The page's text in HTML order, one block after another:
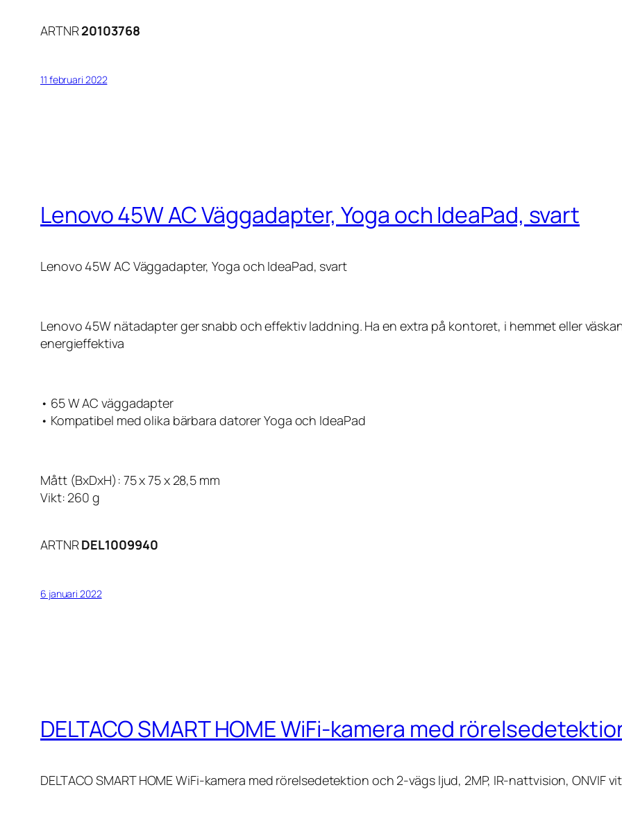
ARTNR20103768
11 februari 2022
Lenovo 45W AC Väggadapter, Yoga och IdeaPad, svart
Lenovo 45W AC Väggadapter, Yoga och IdeaPad, svart
Lenovo 45W nätadapter ger snabb och effektiv laddning. Ha en extra på kontoret, i hemmet eller
energieffektiva
• 65 W AC väggadapter
• Kompatibel med olika bärbara datorer Yoga och IdeaPad
Mått (BxDxH): 75 x 75 x 28,5 mm
Vikt: 260 g
ARTNRDEL1009940
6 januari 2022
DELTACO SMART HOME WiFi-kamera med
DELTACO SMART HOME WiFi-kamera med rörelsedetektion och 2-vägs ljud, 2MP, IR-nattvision, ONVIF vit